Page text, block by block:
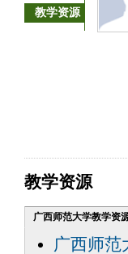
教学资源
教学资源
广西师范大学教学资
广西师范